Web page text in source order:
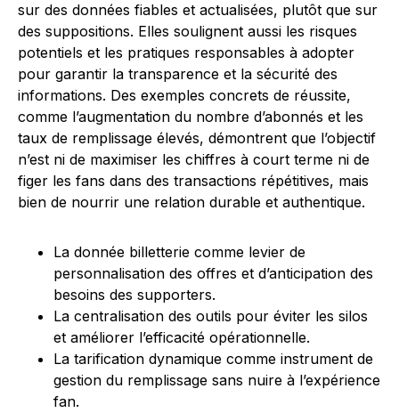
sur des données fiables et actualisées, plutôt que sur
des suppositions. Elles soulignent aussi les risques
potentiels et les pratiques responsables à adopter
pour garantir la transparence et la sécurité des
informations. Des exemples concrets de réussite,
comme l’augmentation du nombre d’abonnés et les
taux de remplissage élevés, démontrent que l’objectif
n’est ni de maximiser les chiffres à court terme ni de
figer les fans dans des transactions répétitives, mais
bien de nourrir une relation durable et authentique.
La donnée billetterie comme levier de
personnalisation des offres et d’anticipation des
besoins des supporters.
La centralisation des outils pour éviter les silos
et améliorer l’efficacité opérationnelle.
La tarification dynamique comme instrument de
gestion du remplissage sans nuire à l’expérience
fan.